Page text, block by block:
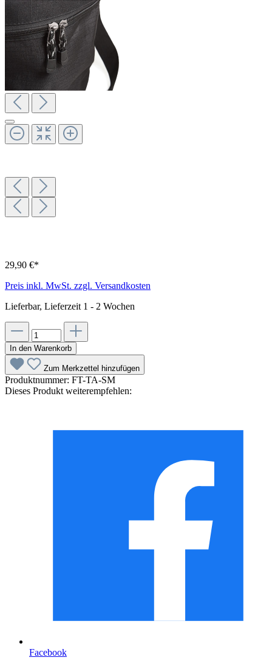
29,90 €*
Preis inkl. MwSt. zzgl. Versandkosten
Lieferbar, Lieferzeit 1 - 2 Wochen
In den Warenkorb
Zum Merkzettel hinzufügen
Produktnummer: FT-TA-SM
Dieses Produkt weiterempfehlen:
Facebook